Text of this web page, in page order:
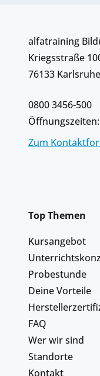
alfatraining
Kriegsstraße
76133 Karlsruhe
0800 3456-500
Zum
Top Themen
Kursangebot
Probestunde
Deine Vorteile
FAQ
Wer wir sind
Standorte
Kontakt